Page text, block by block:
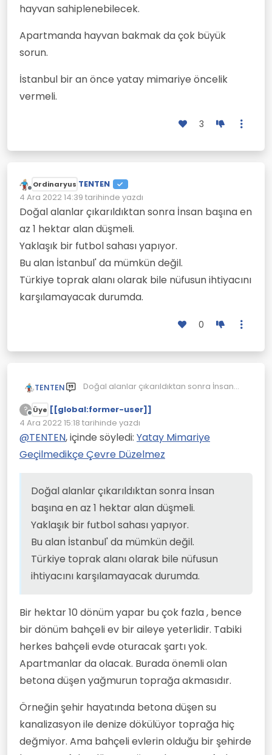
hayvan sahiplenebilecek.
Apartmanda hayvan bakmak da çok büyük
sorun.
İstanbul bir an önce yatay mimariye öncelik
vermeli.
3
Çevrimdışı
Ordinaryus TENTEN
4 Ara 2022 14:39 tarihinde yazdı
Son düzenleyen:
Doğal alanlar çıkarıldıktan sonra İnsan başına en
az 1 hektar alan düşmeli.
Yaklaşık bir futbol sahası yapıyor.
Bu alan İstanbul' da mümkün değil.
Türkiye toprak alanı olarak bile nüfusun ihtiyacını
karşılamayacak durumda.
0
TENTEN
Doğal alanlar çıkarıldıktan sonra İnsan
Yaklaşık bir futbol sahası yapıyor.
Bu alan İstanbul' da mümkün değil.
Türkiye toprak alanı olarak bile nüfusun
ihtiyacını karşılamayacak durumda.
?
Çevrimdışı
Üye [[global:former-user]]
4 Ara 2022 15:18 tarihinde yazdı
Son düzenleyen:
@TENTEN, içinde söyledi: Yatay Mimariye
Geçilmedikçe Çevre Düzelmez
Doğal alanlar çıkarıldıktan sonra İnsan
başına en az 1 hektar alan düşmeli.
Yaklaşık bir futbol sahası yapıyor.
Bu alan İstanbul' da mümkün değil.
Türkiye toprak alanı olarak bile nüfusun
ihtiyacını karşılamayacak durumda.
Bir hektar 10 dönüm yapar bu çok fazla , bence
bir dönüm bahçeli ev bir aileye yeterlidir. Tabiki
herkes bahçeli evde oturacak şartı yok.
Apartmanlar da olacak. Burada önemli olan
betona düşen yağmurun toprağa akmasıdır.
Örneğin şehir hayatında betona düşen su
kanalizasyon ile denize dökülüyor toprağa hiç
değmiyor. Ama bahçeli evlerin olduğu bir şehirde